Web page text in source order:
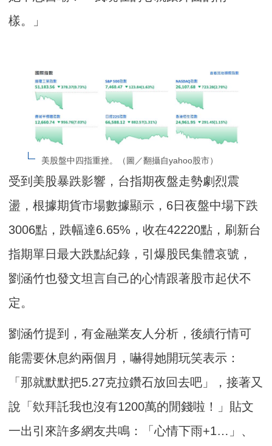
樣。」
美股盤中四指重挫。（圖／翻攝自yahoo股市）
受到美股暴跌影響，台指期夜盤走勢劇烈震
盪，根據期貨市場數據顯示，6日夜盤中場下跌
3006點，跌幅達6.65%，收在42220點，刷新台
指期單日最大跌點紀錄，引爆股民集體哀號，
劉涵竹也發文坦言自己的心情跟著股市起伏不
定。
劉涵竹提到，有金融業友人分析，後續行情可
能需要休息約兩個月，嚇得她開玩笑表示：
「那就默默把5.27克拉鑽石放回去吧」，接著又
說「欸拜託我也沒有1200萬的閒錢啦！」貼文
一出引來許多網友共鳴：「心情下雨+1…」、